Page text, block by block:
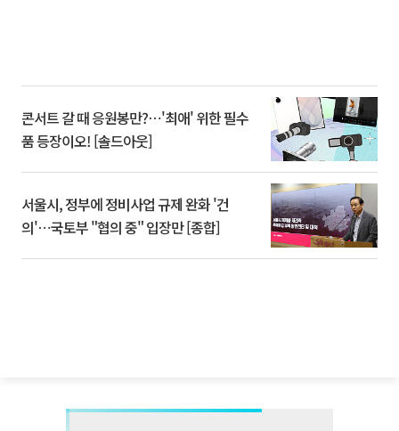
콘서트 갈 때 응원봉만?⋯'최애' 위한 필수
품 등장이오! [솔드아웃]
서울시, 정부에 정비사업 규제 완화 '건
의'⋯국토부 "협의 중" 입장만 [종합]